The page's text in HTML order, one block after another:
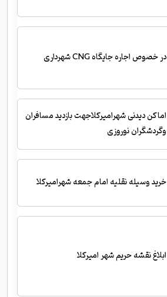
در خصوص اجاره جایگاه CNG شهرداری
اماکن دیدنی شهرامیرکلاجهت بازدید مسافران
وگردشگران نوروزی
خرید وسیله نقلیه امام جمعه شهرامیرکلا
ابلاغ نقشه حریم شهر امیرکلا